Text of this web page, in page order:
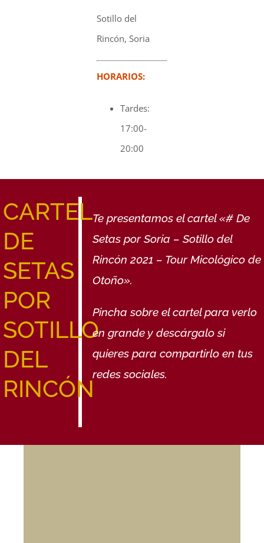
Sotillo del
Rincón, Soria
HORARIOS:
Tardes:
17:00-
20:00
CARTEL
DE
SETAS
POR
SOTILLO
DEL
RINCÓN
Te presentamos el cartel «# De
Setas por Soria – Sotillo del
Rincón 2021 – Tour Micológico de
Otoño».
Pincha sobre el cartel para verlo
en grande y descárgalo si
quieres para compartirlo en tus
redes sociales.